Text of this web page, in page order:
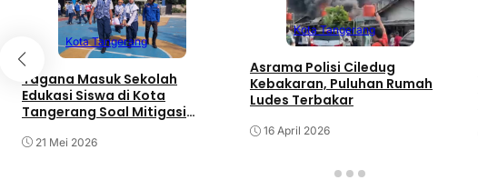
Kota Tangerang
Tagana Masuk Sekolah
Edukasi Siswa di Kota
Tangerang Soal Mitigasi
21 Mei 2026
Kota Tangerang
Asrama Polisi Ciledug
Kebakaran, Puluhan Rumah
Ludes Terbakar
16 April 2026